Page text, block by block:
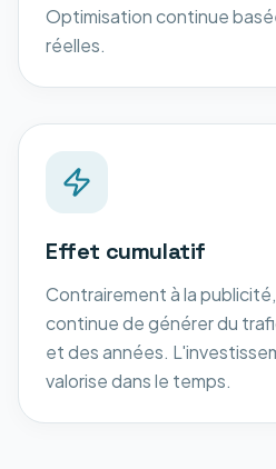
Optimisation continue
réelles.
Effet cumulatif
Contrairement à la
continue de générer du
et des années.
valorise dans le temps.